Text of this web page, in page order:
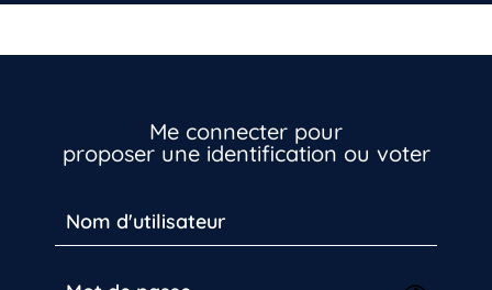
Me connecter pour
proposer une identification ou voter
Inscrivez-vous dès maintenant